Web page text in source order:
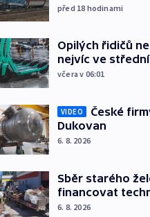
před 18 hodinami
Opilých řidičů
nejvíc ve
včera v 06:01
VIDEO
České
Dukovan
6. 8. 2026
Sběr starého
financovat
6. 8. 2026